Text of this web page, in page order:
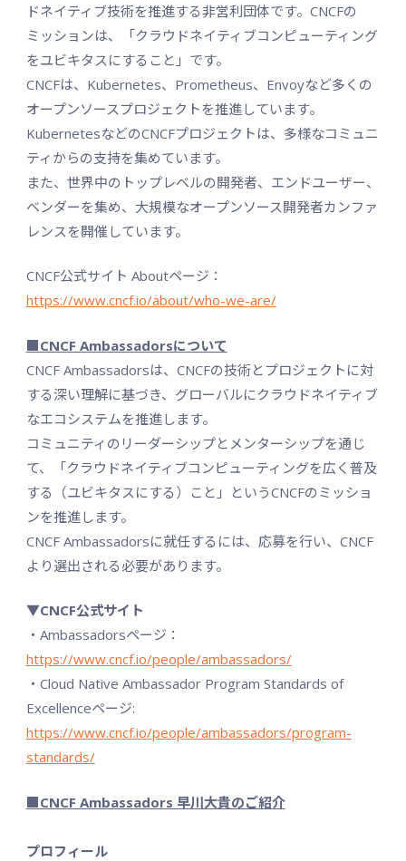
ドネイティブ技術を推進する非営利団体です。CNCFの
ミッションは、「クラウドネイティブコンピューティング
をユビキタスにすること」です。
CNCFは、Kubernetes、Prometheus、Envoyなど多くの
オープンソースプロジェクトを推進しています。
KubernetesなどのCNCFプロジェクトは、多様なコミュニ
ティからの支持を集めています。
また、世界中のトップレベルの開発者、エンドユーザー、
ベンダーを集め、大規模なオープンソース開発者カンファ
レンスを開催しています。
CNCF公式サイト Aboutページ：
https://www.cncf.io/about/who-we-are/
■CNCF Ambassadorsについて
CNCF Ambassadorsは、CNCFの技術とプロジェクトに対
する深い理解に基づき、グローバルにクラウドネイティブ
なエコシステムを推進します。
コミュニティのリーダーシップとメンターシップを通じ
て、「クラウドネイティブコンピューティングを広く普及
する（ユビキタスにする）こと」というCNCFのミッショ
ンを推進します。
CNCF Ambassadorsに就任するには、応募を行い、CNCF
より選出される必要があります。
▼CNCF公式サイト
・Ambassadorsページ：
https://www.cncf.io/people/ambassadors/
・Cloud Native Ambassador Program Standards of
Excellenceページ:
https://www.cncf.io/people/ambassadors/program-
standards/
■CNCF Ambassadors 早川大貴のご紹介
プロフィール